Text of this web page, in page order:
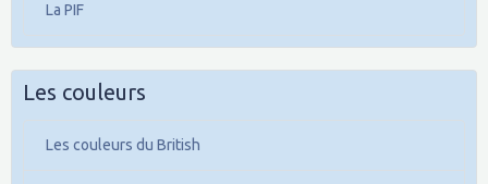
La PIF
Les couleurs
Les couleurs du British